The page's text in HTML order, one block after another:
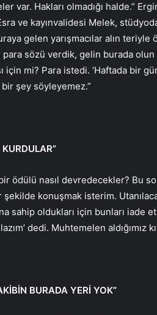
var. Hakları olmadığı halde.”
ve kayınvalidesi Melek,
gelen yarışmacılar alın
sözü verdik, gelin burada
için mi? Para istedi. ‘Haftada bir
şey söyleyemez.”
bir ödülü nasıl devredecekler? Bu
şekilde konuşmak isterim.
sahip oldukları için bunları iade
dedi. Muhtemelen aldığımız
BURADA YERİ YOK”